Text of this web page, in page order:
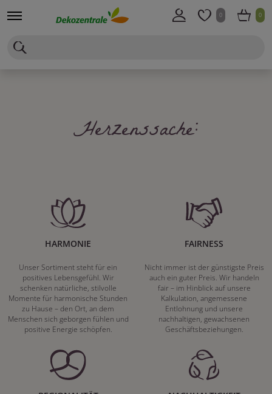
0 0
Herzenssache:
HARMONIE
Unser Sortiment steht für ein
positives Lebensgefühl. Wir
schenken natürliche, stilvolle
Momente für harmonische Stunden
zu Hause – den Ort, an dem
Menschen sich geborgen fühlen und
positive Energie schöpfen.
FAIRNESS
Nicht immer ist der günstigste Preis
auch ein guter Preis. Wir handeln
fair – im Hinblick auf unsere
Kalkulation, angemessene
Entlohnung und unsere
nachhaltigen, gewachsenen
Geschäftsbeziehungen.